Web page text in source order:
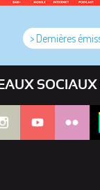
> Dernières
SOCIAUX